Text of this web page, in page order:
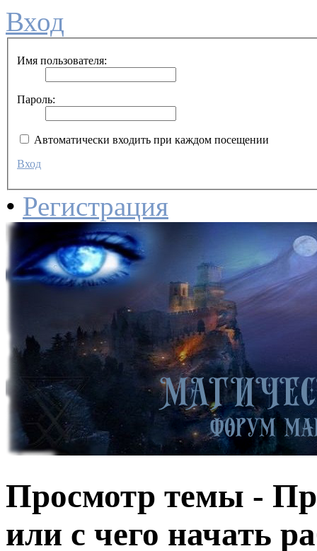
Вход
Имя пользователя:
Пароль:
Автоматически входить при каждом посещении
Вход
• Регистрация
Просмотр темы -
или с чего начать